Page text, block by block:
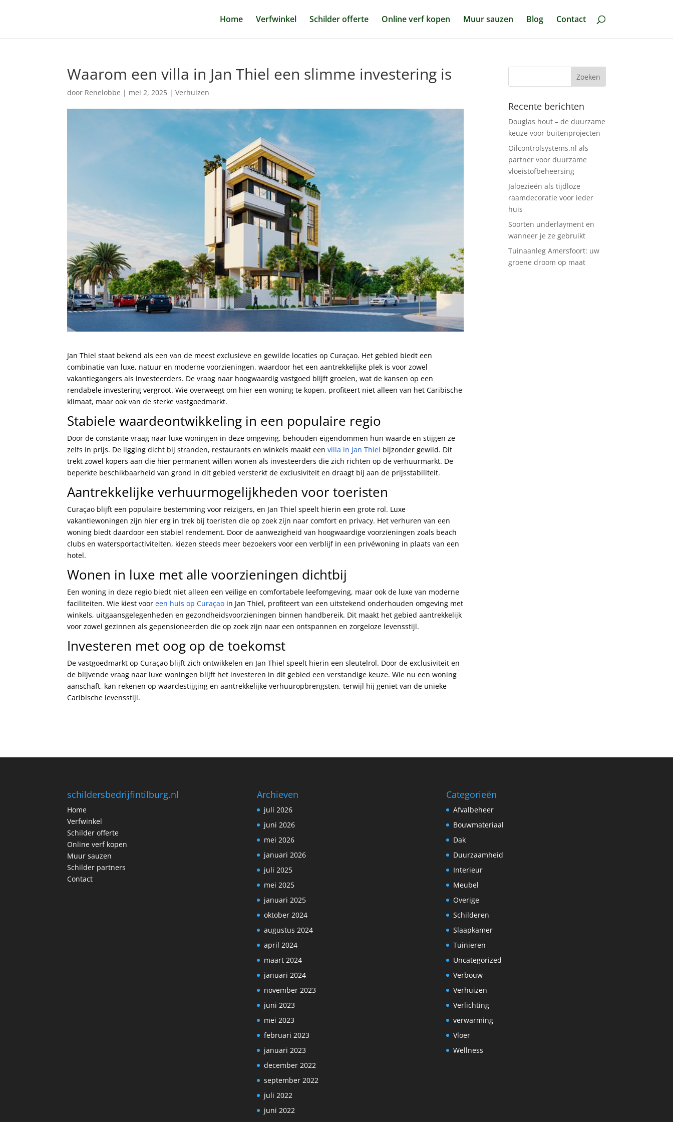
Home Verfwinkel Schilder offerte Online verf kopen Muur sauzen Blog Contact
Waarom een villa in Jan Thiel een slimme investering is
door Renelobbe | mei 2, 2025 |Verhuizen
Jan Thiel staat bekend als een van de meest exclusieve en gewilde locaties op Curaçao. Het gebied biedt een
combinatie van luxe, natuur en moderne voorzieningen, waardoor het een aantrekkelijke plek is voor zowel
vakantiegangers als investeerders. De vraag naar hoogwaardig vastgoed blijft groeien, wat de kansen op een
rendabele investering vergroot. Wie overweegt om hier een woning te kopen, profiteert niet alleen van het Caribische
klimaat, maar ook van de sterke vastgoedmarkt.
Stabiele waardeontwikkeling in een populaire regio
Door de constante vraag naar luxe woningen in deze omgeving, behouden eigendommen hun waarde en stijgen ze
zelfs in prijs. De ligging dicht bij stranden, restaurants en winkels maakt eenvilla in Jan Thiel bijzonder gewild. Dit
trekt zowel kopers aan die hier permanent willen wonen als investeerders die zich richten op de verhuurmarkt. De
beperkte beschikbaarheid van grond in dit gebied versterkt de exclusiviteit en draagt bij aan de prijsstabiliteit.
Aantrekkelijke verhuurmogelijkheden voor toeristen
Curaçao blijft een populaire bestemming voor reizigers, en Jan Thiel speelt hierin een grote rol. Luxe
vakantiewoningen zijn hier erg in trek bij toeristen die op zoek zijn naar comfort en privacy. Het verhuren van een
woning biedt daardoor een stabiel rendement. Door de aanwezigheid van hoogwaardige voorzieningen zoals beach
clubs en watersportactiviteiten, kiezen steeds meer bezoekers voor een verblijf in een privéwoning in plaats van een
hotel.
Wonen in luxe met alle voorzieningen dichtbij
Een woning in deze regio biedt niet alleen een veilige en comfortabele leefomgeving, maar ook de luxe van moderne
faciliteiten. Wie kiest vooreen huis op Curaçao in Jan Thiel, profiteert van een uitstekend onderhouden omgeving met
winkels, uitgaansgelegenheden en gezondheidsvoorzieningen binnen handbereik. Dit maakt het gebied aantrekkelijk
voor zowel gezinnen als gepensioneerden die op zoek zijn naar een ontspannen en zorgeloze levensstijl.
Investeren met oog op de toekomst
De vastgoedmarkt op Curaçao blijft zich ontwikkelen en Jan Thiel speelt hierin een sleutelrol. Door de exclusiviteit en
de blijvende vraag naar luxe woningen blijft het investeren in dit gebied een verstandige keuze. Wie nu een woning
aanschaft, kan rekenen op waardestijging en aantrekkelijke verhuuropbrengsten, terwijl hij geniet van de unieke
Caribische levensstijl.
Recente berichten
Douglas hout – de duurzame
keuze voor buitenprojecten
Oilcontrolsystems.nl als
partner voor duurzame
vloeistofbeheersing
Jaloezieën als tijdloze
raamdecoratie voor ieder
huis
Soorten underlayment en
wanneer je ze gebruikt
Tuinaanleg Amersfoort: uw
groene droom op maat
schildersbedrijfintilburg.nl
Home
Verfwinkel
Schilder offerte
Online verf kopen
Muur sauzen
Schilder partners
Contact
Archieven
juli 2026
juni 2026
mei 2026
januari 2026
juli 2025
mei 2025
januari 2025
oktober 2024
augustus 2024
april 2024
maart 2024
januari 2024
november 2023
juni 2023
mei 2023
februari 2023
januari 2023
december 2022
september 2022
juli 2022
juni 2022
Categorieën
Afvalbeheer
Bouwmateriaal
Dak
Duurzaamheid
Interieur
Meubel
Overige
Schilderen
Slaapkamer
Tuinieren
Uncategorized
Verbouw
Verhuizen
Verlichting
verwarming
Vloer
Wellness